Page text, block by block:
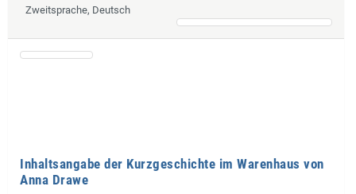
Zweitsprache, Deutsch
Inhaltsangabe der Kurzgeschichte im Warenhaus von
Anna Drawe